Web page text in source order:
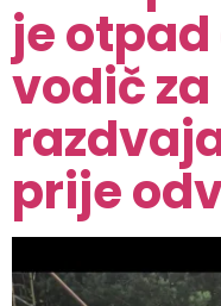
je otpad
vodič
prije